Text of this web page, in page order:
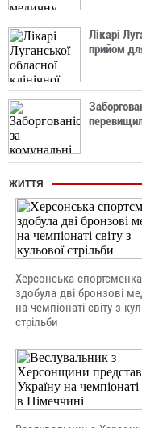
Лікарі
прийом
ЖИТТЯ
Херсонська спортсменка
здобула дві бронзові
на чемпіонаті світу з
стрільби